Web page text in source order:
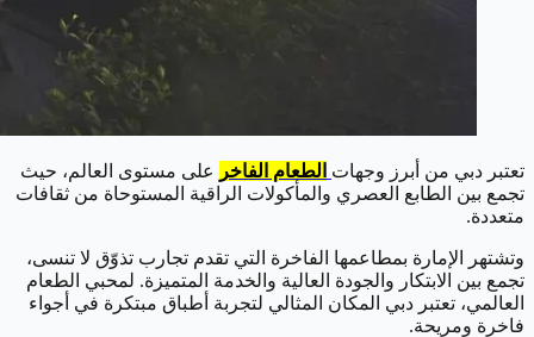
تعتبر دبي من أبرز وجهات الطعام الفاخر
على مستوى العالم، حيث
تجمع بين الطابع العصري والمأكولات الراقية المستوحاة من ثقافات
متعددة.
وتشتهر الإمارة بمطاعمها الفاخرة التي تقدم تجارب تذوّق لا تنسى،
تجمع بين الابتكار والجودة العالية والخدمة المتميزة. لمحبي الطعام
العالمي، تعتبر دبي المكان المثالي لتجربة أطباق مبتكرة في أجواء
فاخرة ومريحة.